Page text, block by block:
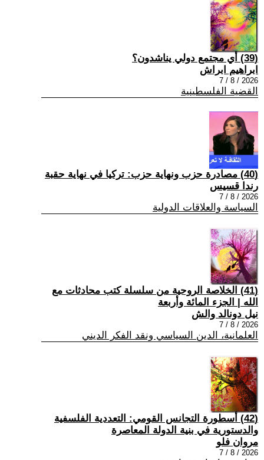
(39) أي مجتمع دولي يناشدون؟
ابراهيم ابراش
2026 / 8 / 7
القضية الفلسطينية
(40) مصادرة حزب ونهاية حزب: تركيا في نهاية حقبة
رندا قسيس
2026 / 8 / 7
السياسة والعلاقات الدولية
(41) الخلاصة الروحية من سلسلة كتب محادثات مع
الله | الجزء المائة وأربعة
نيل دونالد والش
2026 / 8 / 7
العلمانية، الدين السياسي ونقد الفكر الديني
(42) أسطورة التجانس القومي: التعددية الفلسفية
والدستورية في بنية الدولة المعاصرة
مروان فلو
2026 / 8 / 7